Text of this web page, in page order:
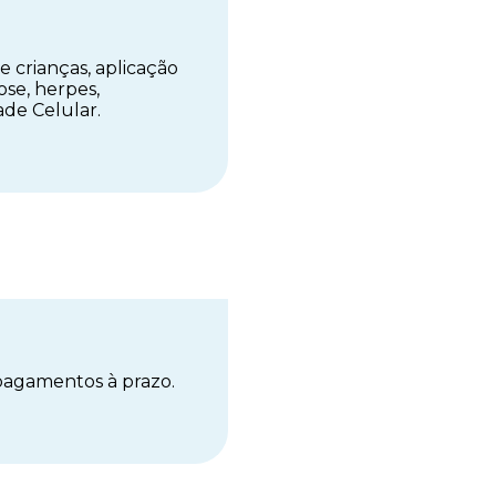
crianças, aplicação
herpes,
Celular.
à prazo.